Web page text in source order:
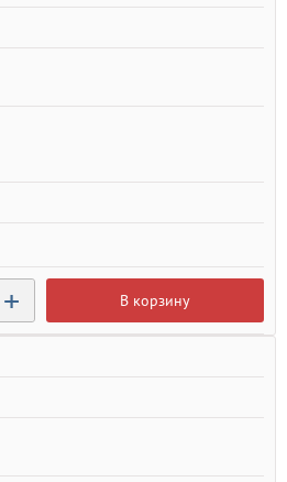
+ В корзину